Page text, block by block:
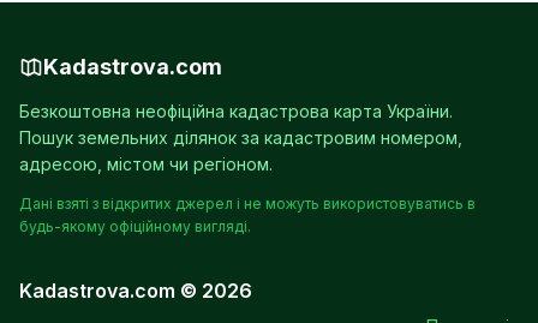
Kadastrova.com
Безкоштовна неофіційна кадастрова карта України.
Пошук земельних ділянок за кадастровим номером,
адресою, містом чи регіоном.
Дані взяті з відкритих джерел і не можуть використовуватись в
будь-якому офіційному вигляді.
Kadastrova.com © 2026